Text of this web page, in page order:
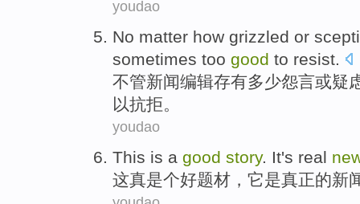
youdao
No matter how grizzled or
sometimes too good to resist.
不管新闻编辑存有多少怨言或疑
以抗拒。
youdao
This is a good story. It's real
这真是个好题材 ， 它是真正的新